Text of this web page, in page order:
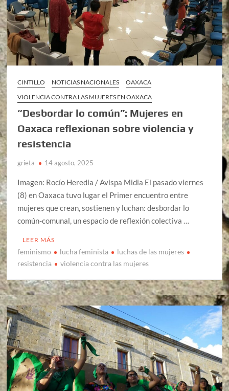
CINTILLO NOTICIAS NACIONALES
OAXACA
VIOLENCIA CONTRA LAS MUJERES EN OAXACA
“Desbordar lo común”: Mujeres en
Oaxaca reflexionan sobre violencia y
resistencia
grieta 14 agosto, 2025
Imagen: Rocío Heredia / Avispa Midia El pasado viernes
(8) en Oaxaca tuvo lugar el Primer encuentro entre
mujeres que crean, sostienen y luchan: desbordar lo
común-comunal, un espacio de reflexión colectiva …
LEER MÁS
feminismo lucha feminista
luchas de las mujeres
resistencia
violencia contra las mujeres